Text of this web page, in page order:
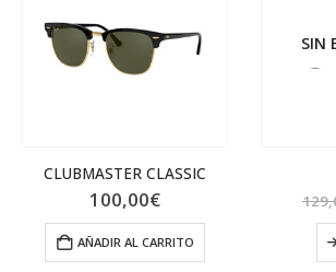
CLUBMASTER CLASSIC
100,00€
AÑADIR AL CARRITO
SIN